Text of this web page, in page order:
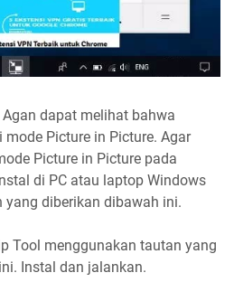
dapat melihat bahwa
Picture in Picture. Agar
Picture in Picture pada
di PC atau laptop Windows
yang diberikan dibawah ini.
Tool menggunakan tautan yang
Instal dan jalankan.